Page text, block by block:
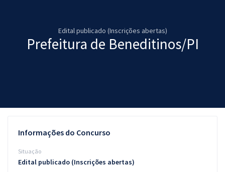
Questões grátis
Edital publicado (Inscrições abertas)
Prefeitura de Beneditinos/PI
Informações do Concurso
Situação
Edital publicado (Inscrições abertas)